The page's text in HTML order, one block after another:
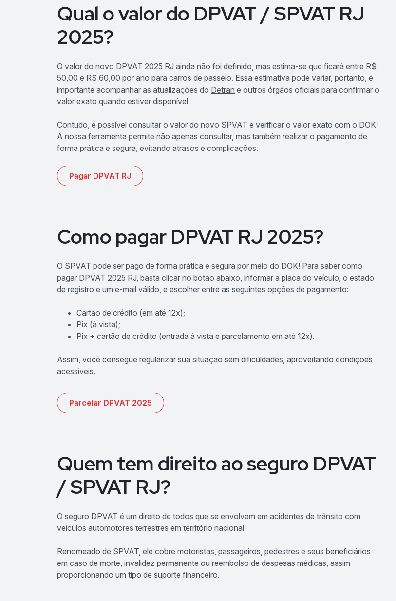
Qual o valor do DPVAT / SPVAT RJ
2025?
O valor do novo DPVAT 2025 RJ ainda não foi definido, mas estima-se que ficará entre R$
50,00 e R$ 60,00 por ano para carros de passeio. Essa estimativa pode variar, portanto, é
importante acompanhar as atualizações do Detran e outros órgãos oficiais para confirmar o
valor exato quando estiver disponível.
Contudo, é possível consultar o valor do novo SPVAT e verificar o valor exato com o DOK!
A nossa ferramenta permite não apenas consultar, mas também realizar o pagamento de
forma prática e segura, evitando atrasos e complicações.
Pagar DPVAT RJ
Como pagar DPVAT RJ 2025?
O SPVAT pode ser pago de forma prática e segura por meio do DOK! Para saber como
pagar DPVAT 2025 RJ, basta clicar no botão abaixo, informar a placa do veículo, o estado
de registro e um e-mail válido, e escolher entre as seguintes opções de pagamento:
Cartão de crédito (em até 12x);
Pix (à vista);
Pix + cartão de crédito (entrada à vista e parcelamento em até 12x).
Assim, você consegue regularizar sua situação sem dificuldades, aproveitando condições
acessíveis.
Parcelar DPVAT 2025
Quem tem direito ao seguro DPVAT
/ SPVAT RJ?
O seguro DPVAT é um direito de todos que se envolvem em acidentes de trânsito com
veículos automotores terrestres em território nacional!
Renomeado de SPVAT, ele cobre motoristas, passageiros, pedestres e seus beneficiários
em caso de morte, invalidez permanente ou reembolso de despesas médicas, assim
proporcionando um tipo de suporte financeiro.